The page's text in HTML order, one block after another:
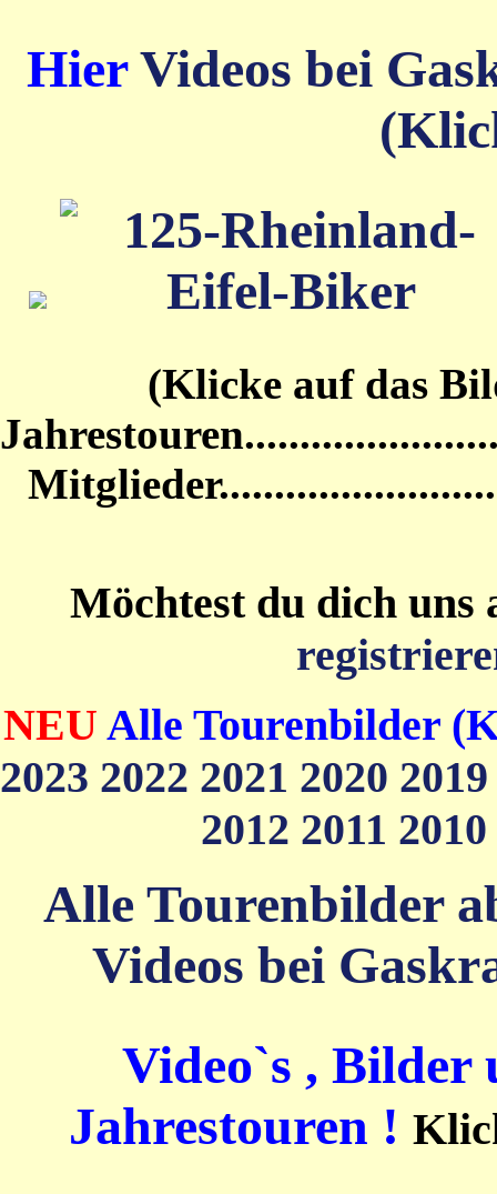
HierVideos bei
(Klicke auf das
Möchtest du dich uns
NEU Alle Tourenbilder
2023 2022 2021 2020
2012 2011 2010
Alle Tourenbilder
Videos bei
Video`s , Bilder
Jahrestouren !